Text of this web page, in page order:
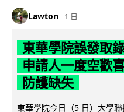
Lawton 1 日
東華學院誤發取
申請人一度空歡
防護缺失
東華學院今日（5 日）大學